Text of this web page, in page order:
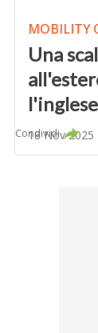
MOBILITY
Una
18 Nov 2025
Condividi